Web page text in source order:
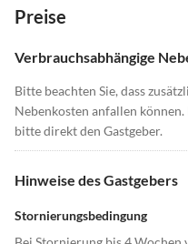
Preise
Verbrauchsabhängige
Bitte beachten Sie, dass
Nebenkosten anfallen
bitte direkt den Gastgeber.
Hinweise des Gastgebers
Stornierungsbedingung